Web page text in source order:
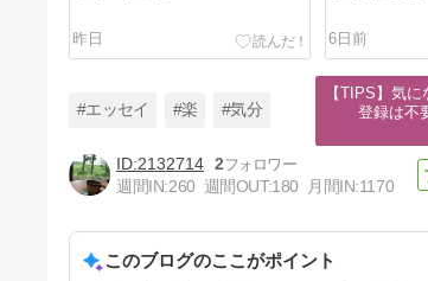
昨日 6日前
20日前
#エッセイ #楽 #気分
2132714 2
週間IN:260 週間OUT:180 月間IN:1170
このブログのここがポイント
【TIPS】気に
登録は不